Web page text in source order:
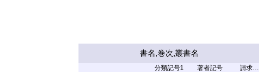
書名,巻次,叢書名
分類記号1 著者記号 請求記号